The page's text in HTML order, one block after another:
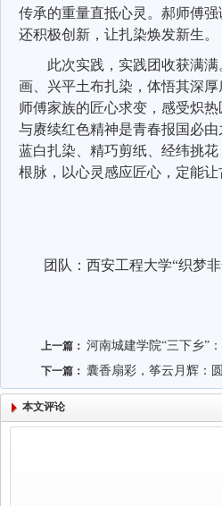
传承的重量直抵心灵。郝师傅
还积极创新，让扎染焕发新生。
此次实践，实践团收获满
画、兴平土布扎染，体悟其深
师傅家族的匠心求变，感受炽
与赓续红色精神是青春报国必
蓝白扎染、精巧剪纸、经纬挑
根脉，以心灵感应匠心，定能
团队：西安工程大学“织梦
上一篇： 河南城建学院“三下乡”
下一篇： 囊香扇彩，筝云月辉：
本文评论